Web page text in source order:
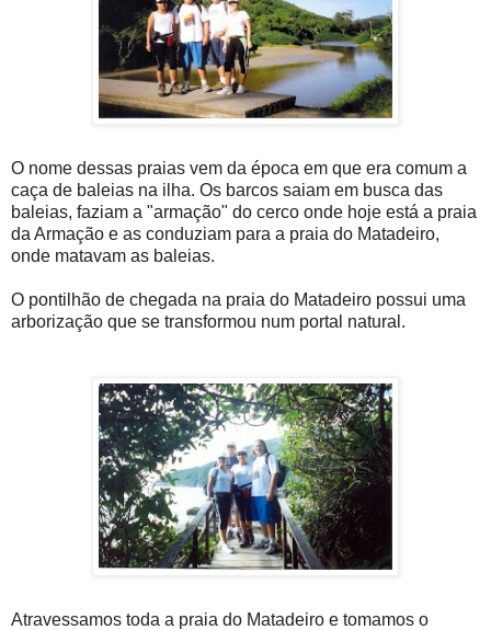
O nome dessas praias vem da época em que era comum a
caça de baleias na ilha. Os barcos saiam em busca das
baleias, faziam a "armação" do cerco onde hoje está a praia
da Armação e as conduziam para a praia do Matadeiro,
onde matavam as baleias.
O pontilhão de chegada na praia do Matadeiro possui uma
arborização que se transformou num portal natural.
Atravessamos toda a praia do Matadeiro e tomamos o